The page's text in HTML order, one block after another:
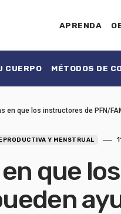
APRENDA
CUERPO MÉTODOS DE
en que los instructores de PFN/
Y MENSTRUAL
que